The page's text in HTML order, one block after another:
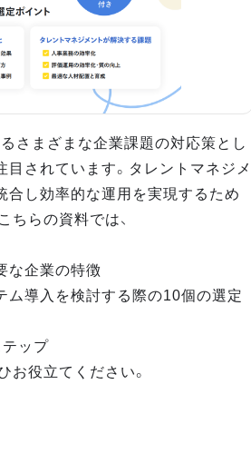
さまざまな企業課題の対応策とし
目されています。タレントマネジメ
合し効率的な運用を実現するため
ちらの資料では、
な企業の特徴
ム導入を検討する際の10個の選定
ップ
お役立てください。